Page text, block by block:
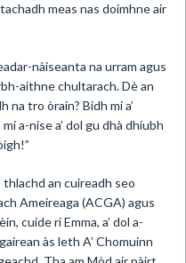
meas nas doimhne air
nàiseanta na urram agus
aithne chultarach. Dè an
na tro òrain? Bidh mi a’
a-nise a’ dol gu dhà dhiubh
thlachd an cuireadh seo
Ameireaga (ACGA) agus
cuide ri Emma, a’ dol a-
às leth A’ Chomuinn